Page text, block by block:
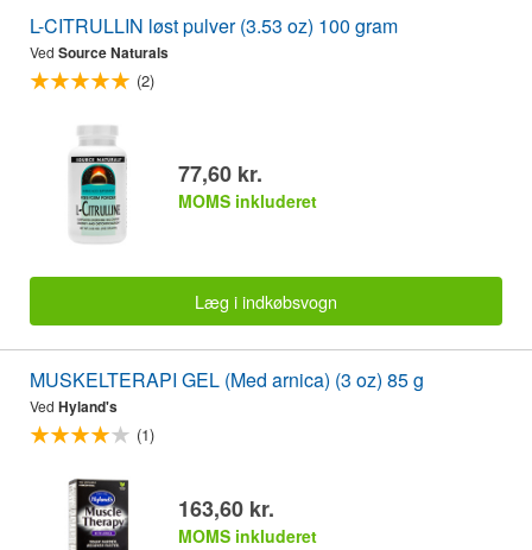
L-CITRULLIN løst pulver (3.53 oz) 100 gram
Ved Source Naturals
(2)
77,60 kr.
MOMS inkluderet
Læg i indkøbsvogn
MUSKELTERAPI GEL (Med arnica) (3 oz) 85 g
Ved Hyland's
(1)
163,60 kr.
MOMS inkluderet